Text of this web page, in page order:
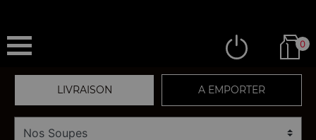
0
LIVRAISON A EMPORTER